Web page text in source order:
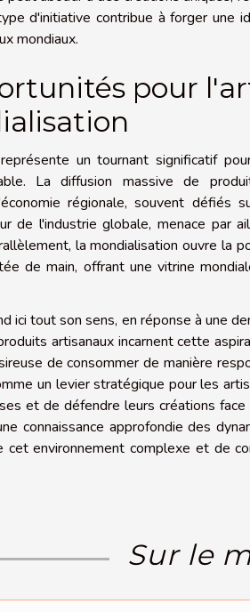
d'initiative contribue à forger une
mondiaux.
pour
représente un tournant significatif
La diffusion massive de
régionale, souvent
de l'industrie globale, menace par
la mondialisation ouvre la
de main, offrant une vitrine
ici tout son sens, en réponse à une
artisanaux incarnent cette
de consommer de manière
un levier stratégique pour les
et de défendre leurs créations
connaissance approfondie des
environnement complexe et de
Sur le